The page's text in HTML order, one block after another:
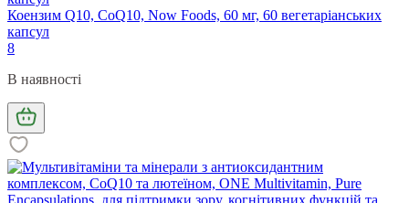
Коензим Q10, CoQ10, Now Foods, 60 мг, 60 вегетаріанських
капсул
8
В наявності